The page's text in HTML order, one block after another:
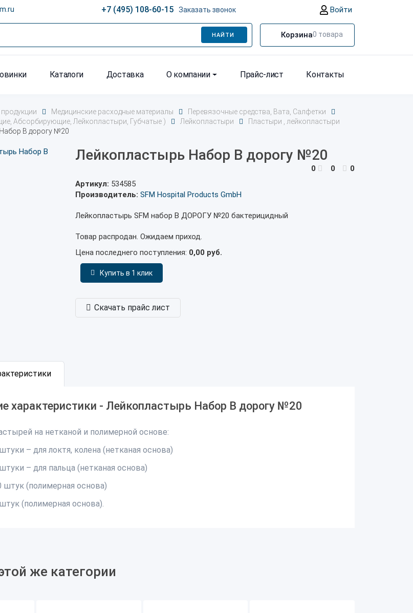
+7 (495) 108-60-15 Заказать звонок Войти
НАЙТИ Корзина0 товара
Каталоги Доставка О компании Прайс-лист Контакты
Медицинские расходные материалы
Перевязочные средства, Вата, Салфетки
Абсорбирующие, Лейкопластыри, Губчатые )
Лейкопластыри
Пластыри , лейкопластыри
В дорогу №20
Лейкопластырь Набор В дорогу №20
0 0
0
Артикул: 534585
Производитель: SFM Hospital Products GmbH
Лейкопластырь SFM набор В ДОРОГУ №20 бактерицидный
Товар распродан. Ожидаем приход.
Цена последнего поступления: 0,00 руб.
Купить в 1 клик
Скачать прайс лист
характеристики - Лейкопластырь Набор В дорогу №20
на нетканой и полимерной основе:
– для локтя, колена (нетканая основа)
– для пальца (нетканая основа)
штук (полимерная основа)
(полимерная основа).
же категории